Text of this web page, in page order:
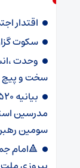
اقتدار
سکوت
وحدت
سخت و پیچ
مدرسین
سومین
🔺امام